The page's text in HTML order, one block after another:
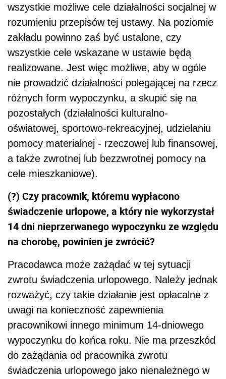
wszystkie możliwe cele działalności socjalnej w
rozumieniu przepisów tej ustawy. Na poziomie
zakładu powinno zaś być ustalone, czy
wszystkie cele wskazane w ustawie będą
realizowane. Jest więc możliwe, aby w ogóle
nie prowadzić działalności polegającej na rzecz
różnych form wypoczynku, a skupić się na
pozostałych (działalności kulturalno-
oświatowej, sportowo-rekreacyjnej, udzielaniu
pomocy materialnej - rzeczowej lub finansowej,
a także zwrotnej lub bezzwrotnej pomocy na
cele mieszkaniowe).
(?) Czy pracownik, któremu wypłacono
świadczenie urlopowe, a który nie wykorzystał
14 dni nieprzerwanego wypoczynku ze względu
na chorobę, powinien je zwrócić?
Pracodawca może zażądać w tej sytuacji
zwrotu świadczenia urlopowego. Należy jednak
rozważyć, czy takie działanie jest opłacalne z
uwagi na konieczność zapewnienia
pracownikowi innego minimum 14-dniowego
wypoczynku do końca roku. Nie ma przeszkód
do zażądania od pracownika zwrotu
świadczenia urlopowego jako nienależnego w